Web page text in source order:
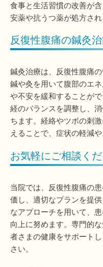
食事と生活習慣の改善が
安薬や抗うつ薬が処方され
反復性腹痛の鍼灸
鍼灸治療は、反復性腹痛
鍼や灸を用いて腹部のエ
や不安を緩和することが
経のバランスを調整し、
ちます。経絡やツボの刺
えることで、症状の軽減
お気軽にご相談く
当院では、反復性腹痛の
価し、適切なプランを提
なアプローチを用いて、
向上に努めます。専門的
者さまの健康をサポート
さい。